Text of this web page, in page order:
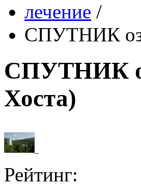
лечение /
СПУТНИК
СПУТНИК
Хоста)
Рейтинг: